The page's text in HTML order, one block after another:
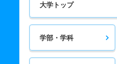
大学トップ
学部・学科